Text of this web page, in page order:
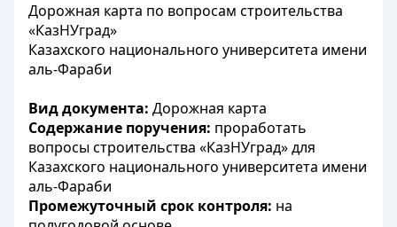
Дорожная карта по вопросам строительства
«КазНУград»
Казахского национального университета имени
аль-Фараби
Вид документа: Дорожная карта
Содержание поручения: проработать
вопросы строительства «КазНУград» для
Казахского национального университета имени
аль-Фараби
Промежуточный срок контроля: на